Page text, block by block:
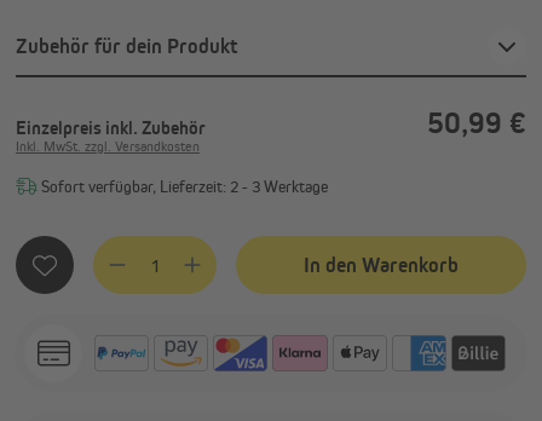
Zubehör für dein Produkt
Einzelpreis inkl. Zubehör 50,99 €
Inkl. MwSt. zzgl. Versandkosten
Sofort verfügbar, Lieferzeit: 2 - 3 Werktage
Produkt Anzahl: Gib den gewünschten Wert ein oder
In den Warenkorb